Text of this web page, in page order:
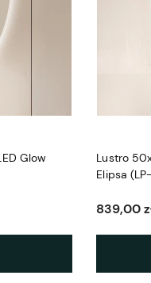
Glow
Lustro
Elipsa
839,00